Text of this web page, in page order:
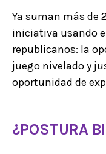
Ya suman más de
iniciativa usando
republicanos: la
juego nivelado y
oportunidad de
¿POSTURA